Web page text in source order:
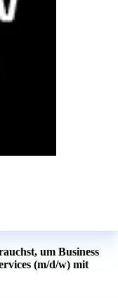
um Business
(m/d/w) mit